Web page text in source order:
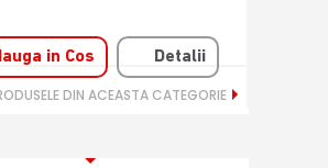
in Cos Detalii
DIN ACEASTA CATEGORIE